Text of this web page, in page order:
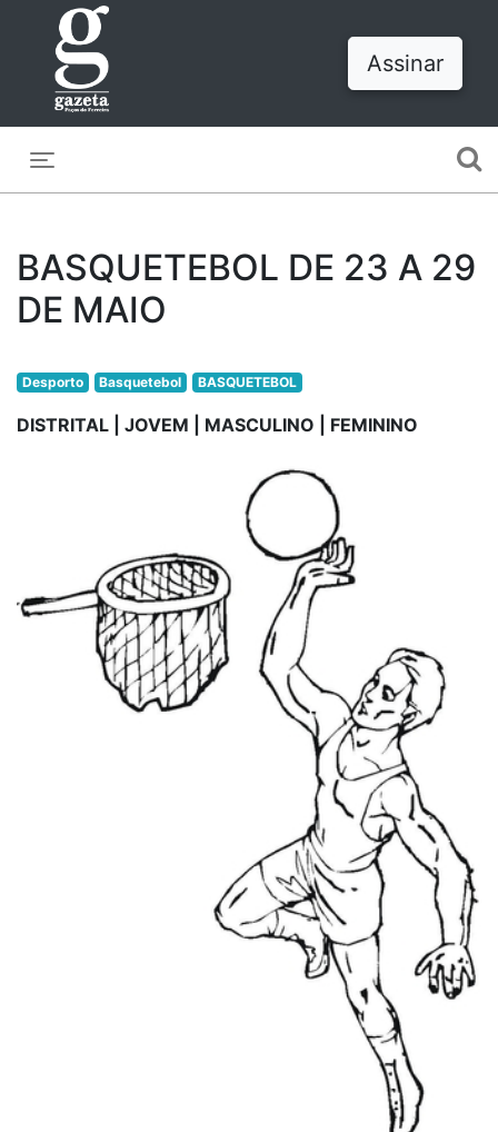
Assinar
BASQUETEBOL DE 23 A 29
DE MAIO
Desporto Basquetebol BASQUETEBOL
DISTRITAL | JOVEM | MASCULINO | FEMININO